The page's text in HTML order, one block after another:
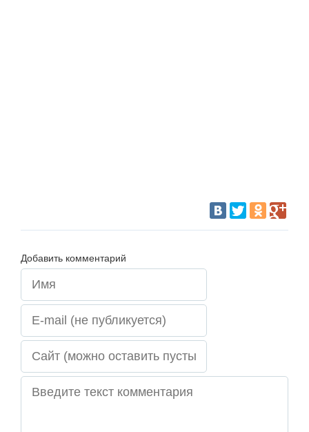
Добавить комментарий